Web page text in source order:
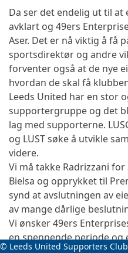
Da ser det endelig ut til
avklart og 49ers
Aser. Det er nå viktig å få
sportsdirektør og andre
forventer også at de nye
hvordan de skal få
Leeds United har en stor
supportergruppe og det
lag med supporterne.
og LUST søke å utvikle
videre.
Vi må takke Radrizzani
Bielsa og opprykket til
synd at avslutningen av
av mange dårlige
Vi ønsker 49ers
en spennende periode og
© Leeds United Supporters